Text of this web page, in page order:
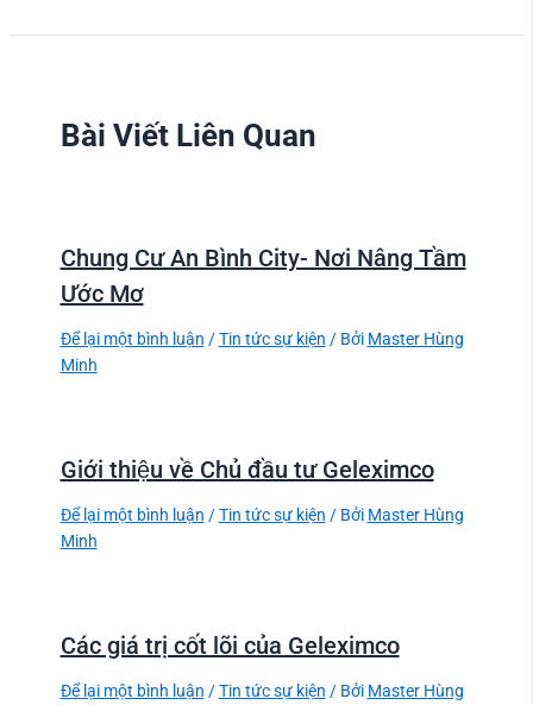
Bài Viết Liên Quan
Chung Cư An Bình City- Nơi Nâng Tầm
Ước Mơ
Để lại một bình luận /Tin tức sự kiện / Bởi Master Hùng
Minh
Giới thiệu về Chủ đầu tư Geleximco
Để lại một bình luận /Tin tức sự kiện / Bởi Master Hùng
Minh
Các giá trị cốt lõi của Geleximco
Để lại một bình luận /Tin tức sự kiện / Bởi Master Hùng